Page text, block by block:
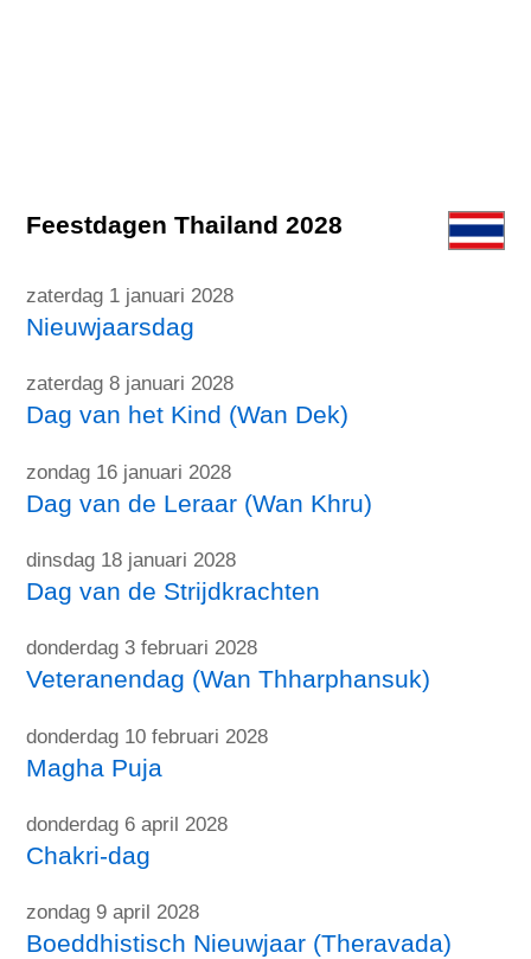
Feestdagen Thailand 2028
zaterdag 1 januari 2028
Nieuwjaarsdag
zaterdag 8 januari 2028
Dag van het Kind (Wan Dek)
zondag 16 januari 2028
Dag van de Leraar (Wan Khru)
dinsdag 18 januari 2028
Dag van de Strijdkrachten
donderdag 3 februari 2028
Veteranendag (Wan Thharphansuk)
donderdag 10 februari 2028
Magha Puja
donderdag 6 april 2028
Chakri-dag
zondag 9 april 2028
Boeddhistisch Nieuwjaar (Theravada)